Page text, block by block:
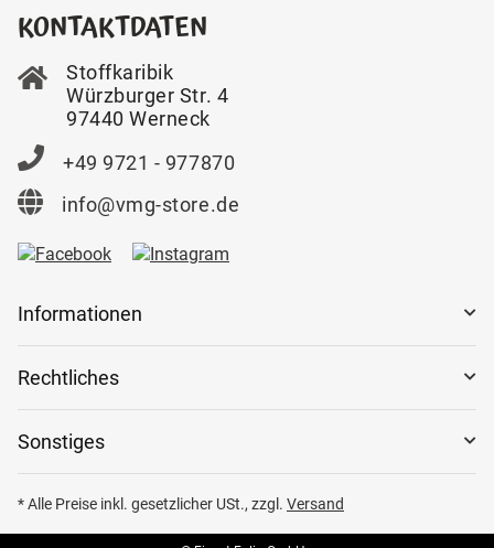
KONTAKTDATEN
Stoffkaribik
Würzburger Str. 4
97440 Werneck
+49 9721 - 977870
info@vmg-store.de
Informationen
Rechtliches
Sonstiges
* Alle Preise inkl. gesetzlicher USt., zzgl. Versand